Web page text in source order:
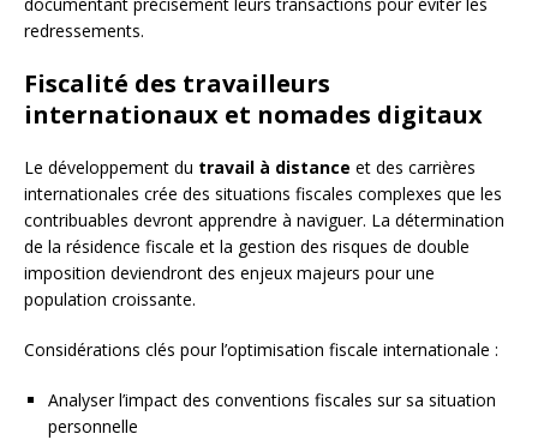
redressements.
Fiscalité des travailleurs
internationaux et nomades digitaux
Le développement du travail à distance et des carrières
internationales crée des situations fiscales complexes que les
contribuables devront apprendre à naviguer. La détermination
de la résidence fiscale et la gestion des risques de double
imposition deviendront des enjeux majeurs pour une
population croissante.
Considérations clés pour l’optimisation fiscale internationale :
Analyser l’impact des conventions fiscales sur sa situation
personnelle